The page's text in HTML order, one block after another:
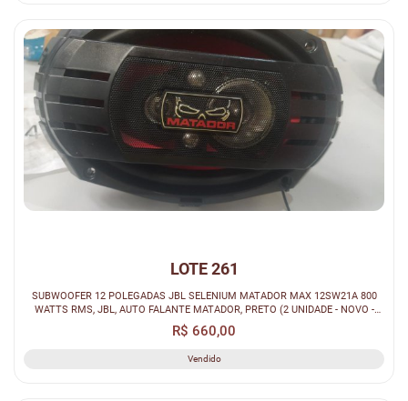
LOTE 261
SUBWOOFER 12 POLEGADAS JBL SELENIUM MATADOR MAX 12SW21A 800
WATTS RMS, JBL, AUTO FALANTE MATADOR, PRETO (2 UNIDADE - NOVO -
TA.268550). // S...
R$ 660,00
Vendido